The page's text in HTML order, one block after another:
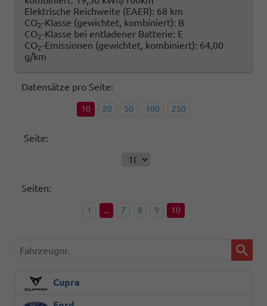
Elektrische Reichweite (EAER): 68 km
CO2-Klasse (gewichtet, kombiniert): B
CO2-Klasse bei entladener Batterie: E
CO2-Emissionen (gewichtet, kombiniert): 64,00
g/km
Datensätze pro Seite:
10 20 50 100 250
Seite:
Seiten:
1 ... 7 8 9 10
Fahrzeugnr.
Cupra